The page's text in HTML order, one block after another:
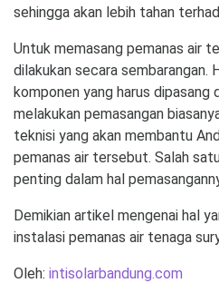
sehingga akan lebih tahan
Untuk memasang pemanas air
dilakukan secara sembarangan.
komponen yang harus dipasang
melakukan pemasangan
teknisi yang akan membantu
pemanas air tersebut. Salah
penting dalam hal
Demikian artikel mengenai hal
instalasi pemanas air tenaga
Oleh: intisolarbandung.com